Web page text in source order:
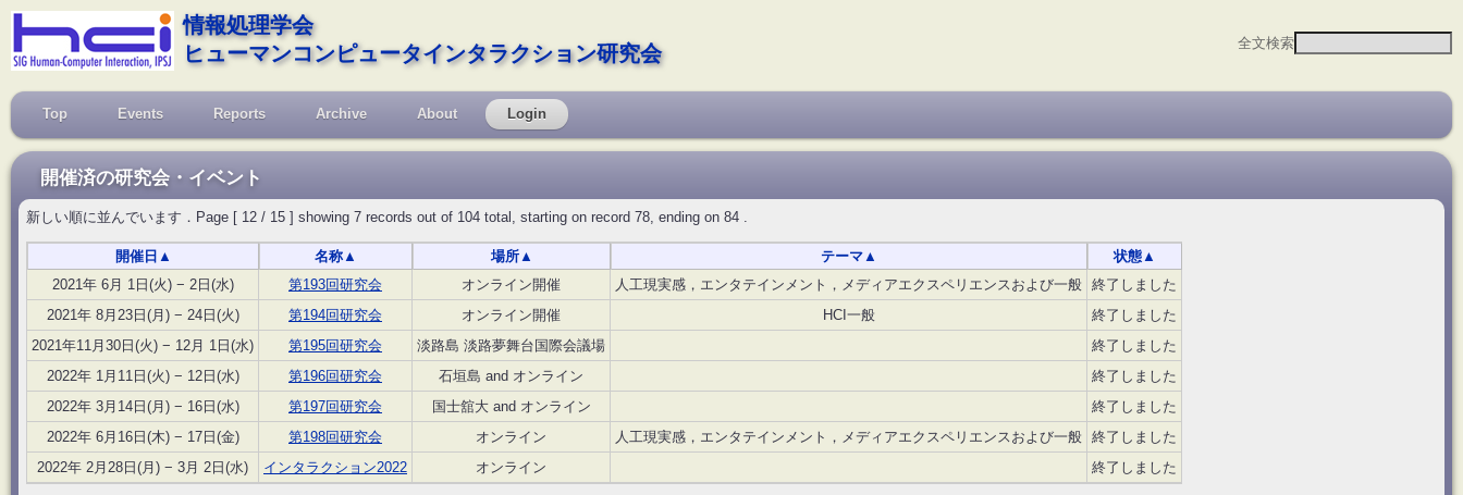
情報処理学会
ヒューマンコンピュータインタラクション研究会
全文検索
Top Events Reports Archive About Login
開催済の研究会・イベント
新しい順に並んでいます．Page [ 12 / 15 ] showing 7 records out of 104 total, starting on record 78, ending on 84 .
開催日 ▲ 名称 ▲ 場所▲ テーマ ▲ 状態 ▲
2021年 6月 1日(火) − 2日(水)
第193回研究会 オンライン開催 人工現実感，エンタテインメント，メディアエクスペリエンスおよび一般
終了しました
2021年 8月23日(月) − 24日(火)
第194回研究会 オンライン開催 HCI一般
終了しました
2021年11月30日(火) − 12月 1日(水)
第195回研究会 淡路島 淡路夢舞台国際会議場
終了しました
2022年 1月11日(火) − 12日(水)
第196回研究会 石垣島 and オンライン
終了しました
2022年 3月14日(月) − 16日(水)
第197回研究会 国士舘大 and オンライン
終了しました
2022年 6月16日(木) − 17日(金)
第198回研究会 オンライン 人工現実感，エンタテインメント，メディアエクスペリエンスおよび一般
終了しました
2022年 2月28日(月) − 3月 2日(水)
インタラクション2022 オンライン 終了しました